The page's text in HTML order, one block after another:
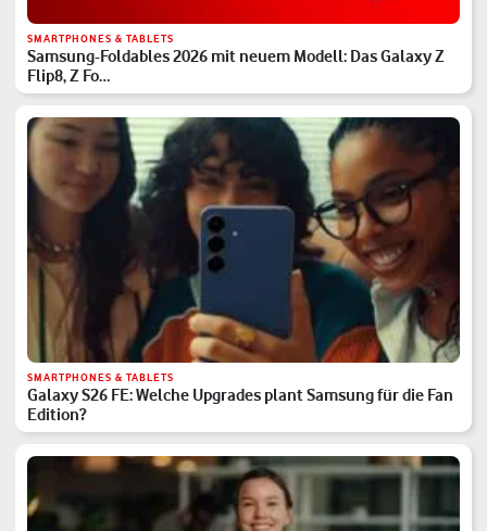
SMARTPHONES & TABLETS
Samsung-Foldables 2026 mit neuem Modell: Das Galaxy Z
Flip8, Z Fo…
SMARTPHONES & TABLETS
Galaxy S26 FE: Welche Upgrades plant Samsung für die Fan
Edition?